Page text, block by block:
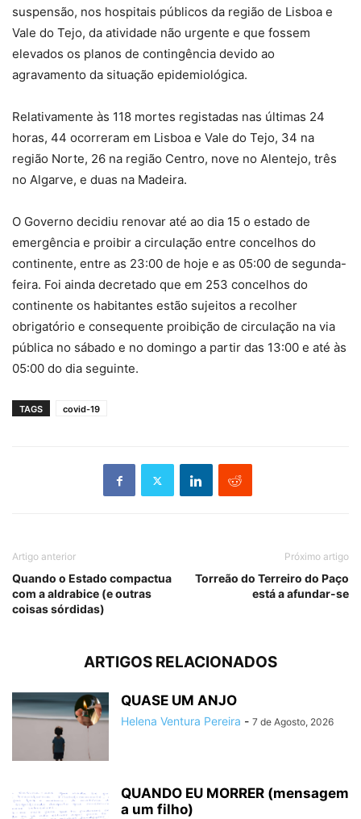
suspensão, nos hospitais públicos da região de Lisboa e
Vale do Tejo, da atividade não urgente e que fossem
elevados os planos de contingência devido ao
agravamento da situação epidemiológica.
Relativamente às 118 mortes registadas nas últimas 24
horas, 44 ocorreram em Lisboa e Vale do Tejo, 34 na
região Norte, 26 na região Centro, nove no Alentejo, três
no Algarve, e duas na Madeira.
O Governo decidiu renovar até ao dia 15 o estado de
emergência e proibir a circulação entre concelhos do
continente, entre as 23:00 de hoje e as 05:00 de segunda-
feira. Foi ainda decretado que em 253 concelhos do
continente os habitantes estão sujeitos a recolher
obrigatório e consequente proibição de circulação na via
pública no sábado e no domingo a partir das 13:00 e até às
05:00 do dia seguinte.
TAGS covid-19
Artigo anterior
Quando o Estado compactua
com a aldrabice (e outras
coisas sórdidas)
Próximo artigo
Torreão do Terreiro do Paço
está a afundar-se
ARTIGOS RELACIONADOS
QUASE UM ANJO
Helena Ventura Pereira - 7 de Agosto, 2026
QUANDO EU MORRER (mensagem
a um filho)